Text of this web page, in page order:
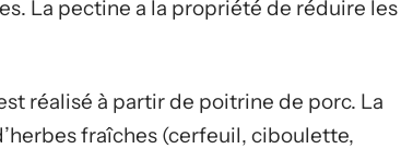
La pectine a la propriété de réduire les
réalisé à partir de poitrine de porc. La
fraîches (cerfeuil, ciboulette,